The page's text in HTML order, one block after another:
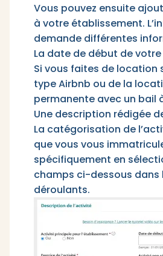
Vous pouvez ensuite
à votre établissement.
demande différentes
La date de début de votre
Si vous faites de location
type Airbnb ou de la
permanente avec un bail
Une description rédigée
La catégorisation de
que vous vous
spécifiquement en
champs ci-dessous dans
déroulants.